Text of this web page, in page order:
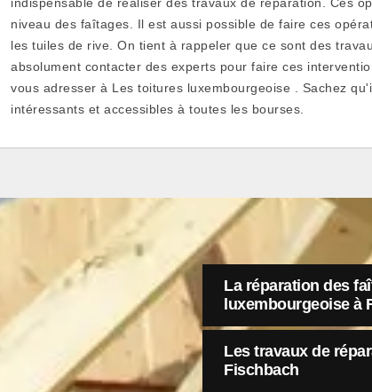
indispensable de réaliser des travaux de réparation. Ces
niveau des faîtages. Il est aussi possible de faire ces
les tuiles de rive. On tient à rappeler que ce sont des
absolument contacter des experts pour faire ces
vous adresser à Les toitures luxembourgeoise . Sachez
intéressants et accessibles à toutes les bourses.
La réparation des
luxembourgeoise à
Les travaux de
Fischbach